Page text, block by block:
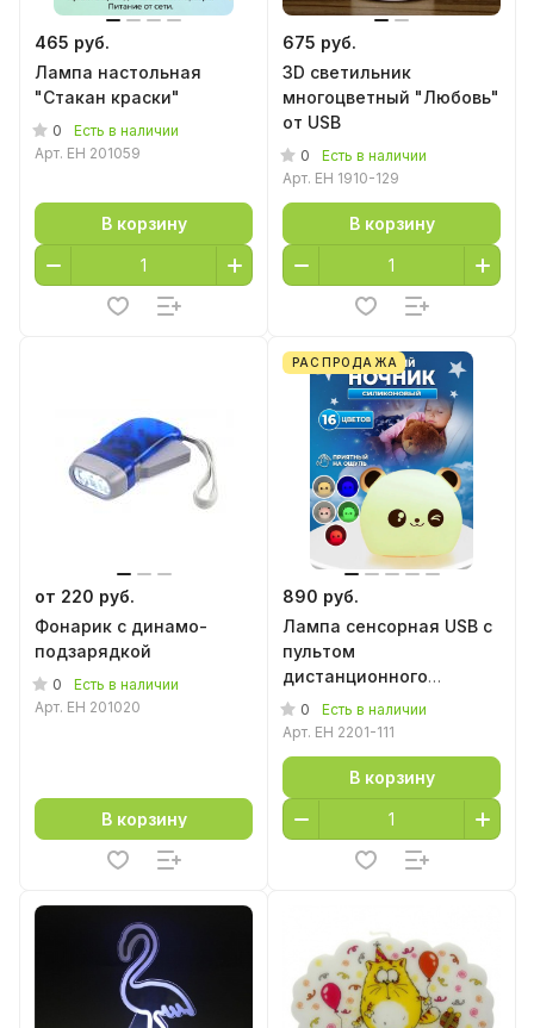
465 руб.
Лампа настольная
"Стакан краски"
0
Есть в наличии
Арт. EH 201059
В корзину
675 руб.
3D светильник
многоцветный "Любовь"
от USB
0
Есть в наличии
Арт. EH 1910-129
В корзину
от 220 руб.
Фонарик с динамо-
подзарядкой
0
Есть в наличии
Арт. EH 201020
В корзину
РАСПРОДАЖА
890 руб.
Лампа сенсорная USB с
пультом
дистанционного
управления "Панда"
0
Есть в наличии
Арт. EH 2201-111
В корзину